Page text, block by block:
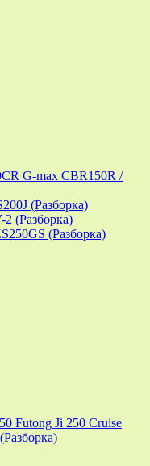
G-max CBR150R /
(Разборка)
(Разборка)
(Разборка)
Futong Ji 250 Cruise